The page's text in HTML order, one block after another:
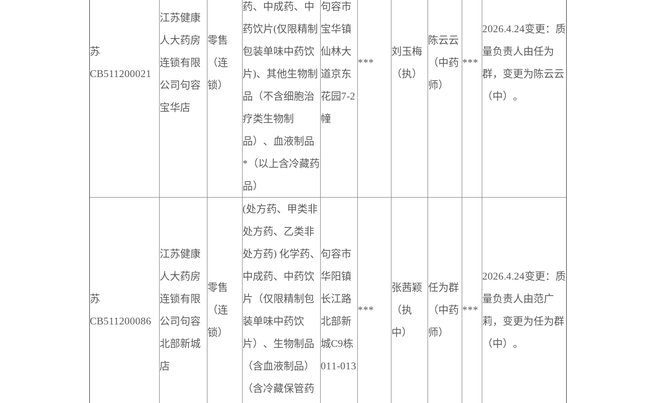
苏
CB511200021
江苏健康
人大药房
连锁有限
公司句容
宝华店
零售
（连
锁）
药、中成药、中
药饮片(仅限精制
包装单味中药饮
片)、其他生物制
品（不含细胞治
疗类生物制
品）、血液制品
* （以上含冷藏药
品）
句容市
宝华镇
仙林大
道京东
花园7-2
幢
***
刘玉梅
（执）
陈云云
（中药
师）
***
2026.4.24变更：质
量负责人由任为
群，变更为陈云云
（中）。
苏
CB511200086
江苏健康
人大药房
连锁有限
公司句容
北部新城
店
零售
（连
锁）
(处方药、甲类非
处方药、乙类非
处方药) 化学药、
中成药、中药饮
片（仅限精制包
装单味中药饮
片）、 生物制品
（含血液制品）
（含冷藏保管药
句容市
华阳镇
长江路
北部新
城C9栋
011-013
***
张茜颖
（执
中）
任为群
（中药
师）
***
2026.4.24变更：质
量负责人由范广
莉，变更为任为群
（中）。